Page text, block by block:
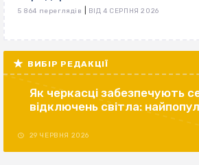
5 864 переглядів ВІД 4 СЕРПНЯ 2026
ВИБІР РЕДАКЦІЇ
Як черкасці забезпечують
відключень світла:
29 ЧЕРВНЯ 2026